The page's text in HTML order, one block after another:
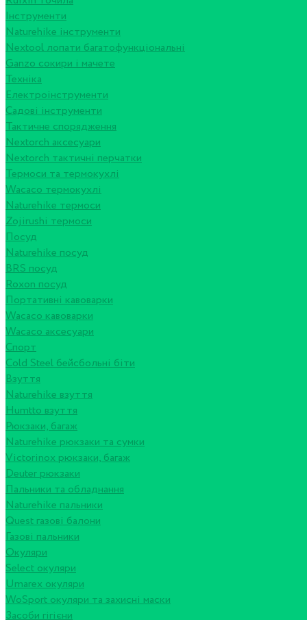
Інструменти
Naturehike інструменти
Nextool лопати багатофункціональні
Ganzo сокири і мачете
Техніка
Електроінструменти
Садові інструменти
Тактичне спорядження
Nextorch аксесуари
Nextorch тактичні перчатки
Термоси та термокухлі
Wacaco термокухлі
Naturehike термоси
Zojirushi термоси
Посуд
Naturehike посуд
BRS посуд
Roxon посуд
Портативні кавоварки
Wacaco кавоварки
Wacaco аксесуари
Спорт
Cold Steel бейсбольні біти
Взуття
Naturehike взуття
Humtto взуття
Рюкзаки, багаж
Naturehike рюкзаки та сумки
Victorinox рюкзаки, багаж
Deuter рюкзаки
Пальники та обладнання
Naturehike пальники
Quest газові балони
Газові пальники
Окуляри
Select окуляри
Umarex окуляри
WoSport окуляри та захисні маски
Засоби гігієни